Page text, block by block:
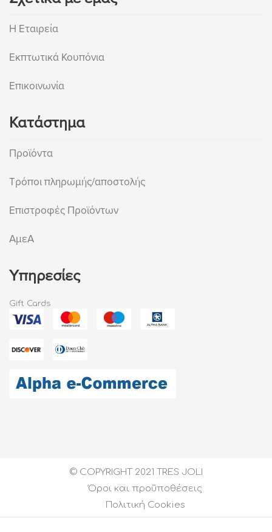
Η Εταιρεία
Εκπτωτικά Κουπόνια
Επικοινωνία
Κατάστημα
Προϊόντα
Τρόποι πληρωμής/αποστολής
Επιστροφές Προϊόντων
ΑμεΑ
Υπηρεσίες
Gift Cards
© COPYRIGHT 2021 TRES JOLI
Όροι και προϋποθέσεις
Πολιτική Cookies